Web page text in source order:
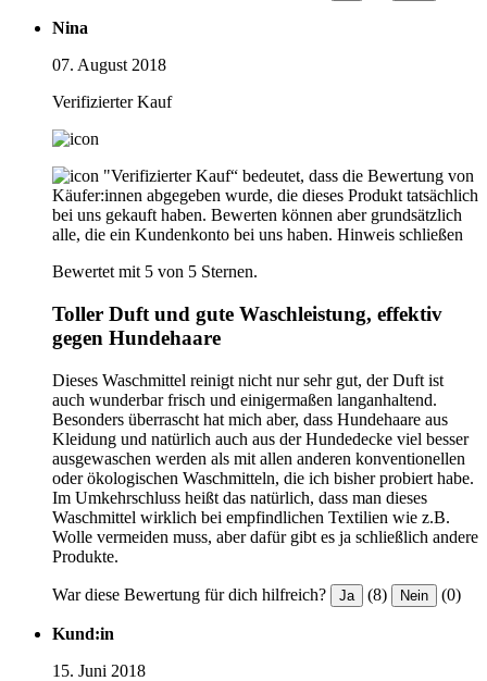
Nina
07. August 2018
Verifizierter Kauf
"Verifizierter Kauf“ bedeutet, dass die Bewertung von
Käufer:innen abgegeben wurde, die dieses Produkt tatsächlich
bei uns gekauft haben. Bewerten können aber grundsätzlich
alle, die ein Kundenkonto bei uns haben. Hinweis schließen
Bewertet mit 5 von 5 Sternen.
Toller Duft und gute Waschleistung, effektiv
gegen Hundehaare
Dieses Waschmittel reinigt nicht nur sehr gut, der Duft ist
auch wunderbar frisch und einigermaßen langanhaltend.
Besonders überrascht hat mich aber, dass Hundehaare aus
Kleidung und natürlich auch aus der Hundedecke viel besser
ausgewaschen werden als mit allen anderen konventionellen
oder ökologischen Waschmitteln, die ich bisher probiert habe.
Im Umkehrschluss heißt das natürlich, dass man dieses
Waschmittel wirklich bei empfindlichen Textilien wie z.B.
Wolle vermeiden muss, aber dafür gibt es ja schließlich andere
Produkte.
War diese Bewertung für dich hilfreich? Ja (8) Nein (0)
Kund:in
15. Juni 2018